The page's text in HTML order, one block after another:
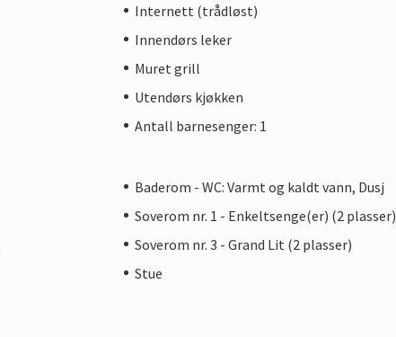
Internett (trådløst)
Innendørs leker
Muret grill
Utendørs kjøkken
Antall barnesenger: 1
Baderom - WC: Varmt og kaldt vann, Dusj
Soverom nr. 1 - Enkeltsenge(er) (2 plasser)
Soverom nr. 3 - Grand Lit (2 plasser)
Stue